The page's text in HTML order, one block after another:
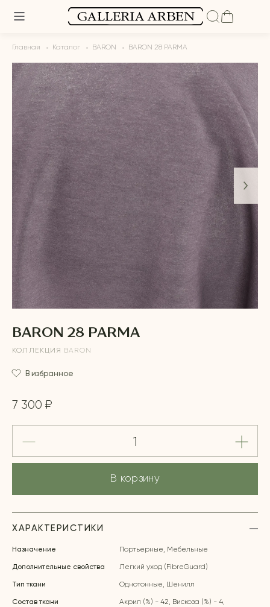
Главная Каталог BARON BARON 28 PARMA
BARON 28 PARMA
КОЛЛЕКЦИЯ BARON
В избранное
7 300 ₽
В корзину
ХАРАКТЕРИСТИКИ
Назначение Портьерные, Мебельные
Дополнительные свойства Легкий уход (FibreGuard)
Тип ткани Однотонные, Шенилл
Состав ткани
Акрил (%) - 42, Вискоза (%) - 4,